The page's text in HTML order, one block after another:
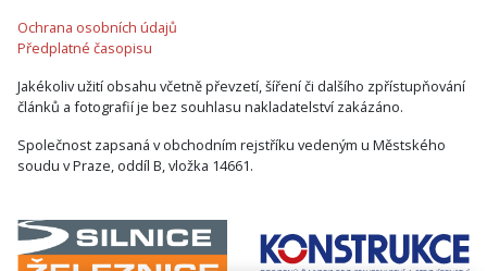
Ochrana osobních údajů
Předplatné časopisu
Jakékoliv užití obsahu včetně převzetí, šíření či dalšího zpřístupňování
článků a fotografií je bez souhlasu nakladatelství zakázáno.
Společnost zapsaná v obchodním rejstříku vedeným u Městského
soudu v Praze, oddíl B, vložka 14661.